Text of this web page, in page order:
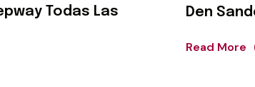
Todas Las
Den
Read More